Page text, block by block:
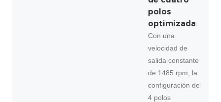
polos
optimizada
Con una
velocidad de
salida constante
de 1485 rpm, la
configuración de
4 polos